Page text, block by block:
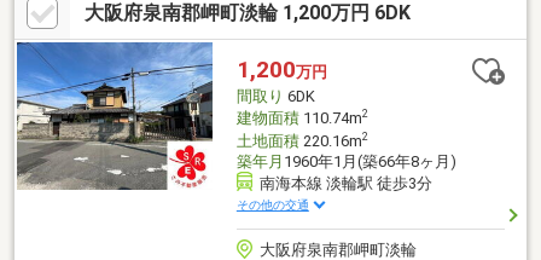
大阪府泉南郡岬町淡輪 1,200万円 6DK
1,200万円
間取り 6DK
建物面積110.74m2
土地面積220.16m2
築年月 1960年1月(築66年8ヶ月)
南海本線 淡輪駅 徒歩3分
その他の交通
大阪府泉南郡岬町淡輪